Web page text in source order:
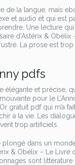
de la langue, mais
et audio et qui est
Une lecture qui
d’Astérix & Obélix
La prose est
pdfs
élégante et précise,
pour le
gratuit pdf qui m’a
à la vie. Les
trop artificiels.
plongé dans un
& Obélix – Le
sont littérature